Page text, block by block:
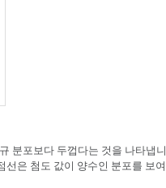
분포보다 두껍다는 것을 나타냅
선은 첨도 값이 양수인 분포를 보